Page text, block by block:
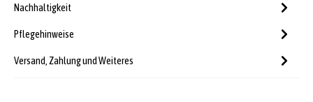
Nachhaltigkeit
Pflegehinweise
Versand, Zahlung und Weiteres